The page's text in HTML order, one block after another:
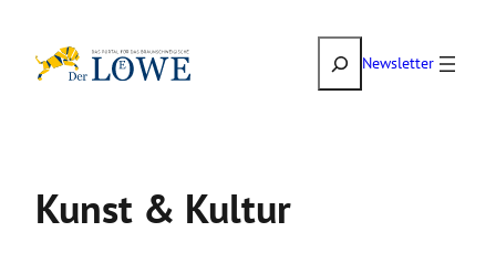
Inhalt
SuchenNewsletter
Kunst & Kultur